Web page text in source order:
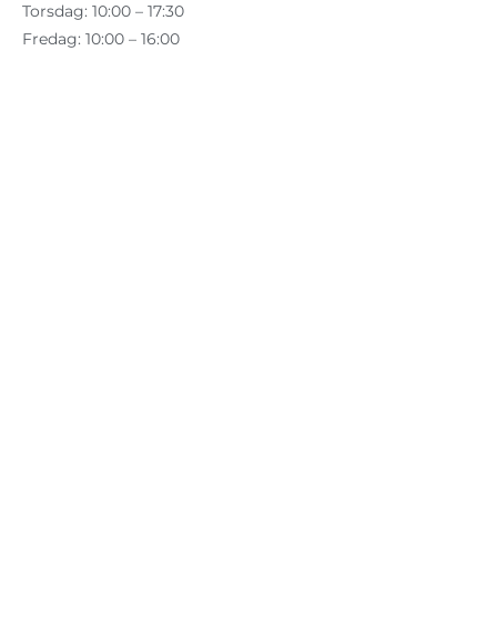
Torsdag: 10:00 – 17:30
Fredag: 10:00 – 16:00